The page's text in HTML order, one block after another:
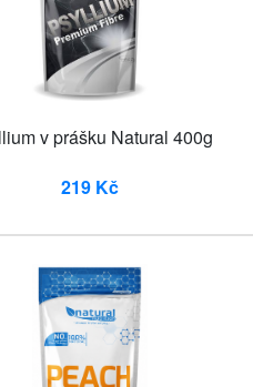
v prášku Natural 400g
219 Kč